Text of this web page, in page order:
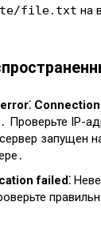
file․txt на
Проверьте IP-
запущен
failed⁚